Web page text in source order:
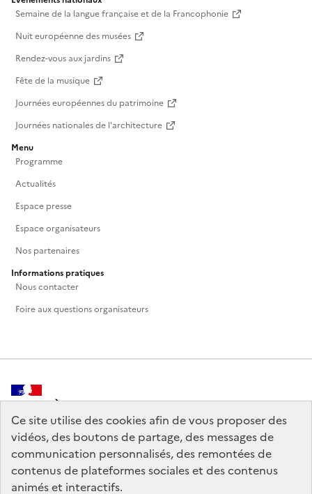
Ce site utilise des cookies afin de vous proposer des
vidéos, des boutons de partage, des messages de
communication personnalisés, des remontées de
contenus de plateformes sociales et des contenus
animés et interactifs.
Semaine de la langue française et de la Francophonie
Nuit européenne des musées
Rendez-vous aux jardins
Fête de la musique
Journées européennes du patrimoine
Journées nationales de l'architecture
Menu
Programme
Actualités
Espace presse
Espace organisateurs
Nos partenaires
Informations pratiques
Nous contacter
Foire aux questions organisateurs
MINISTÈRE
DE LA CULTURE
legifrance.gouv.fr